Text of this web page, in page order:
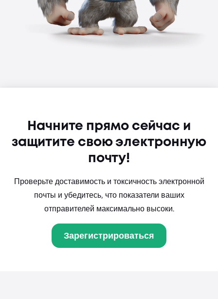
Начните прямо сейчас и
защитите свою электронную
почту!
Проверьте доставимость и токсичность электронной
почты и убедитесь, что показатели ваших
отправителей максимально высоки.
Зарегистрироваться